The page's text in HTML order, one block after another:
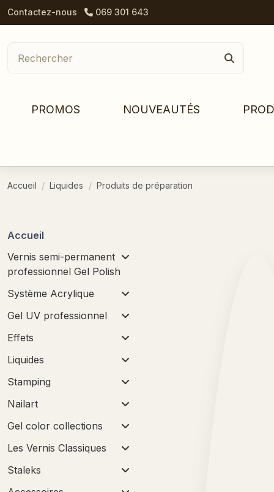
Contactez-nous 069 301 643
PROMOS NOUVEAUTÉS
Accueil Liquides Produits de préparation
Accueil
Vernis semi-permanent
professionnel Gel Polish
Système Acrylique
Gel UV professionnel
Effets
Liquides
Stamping
Nailart
Gel color collections
Les Vernis Classiques
Staleks